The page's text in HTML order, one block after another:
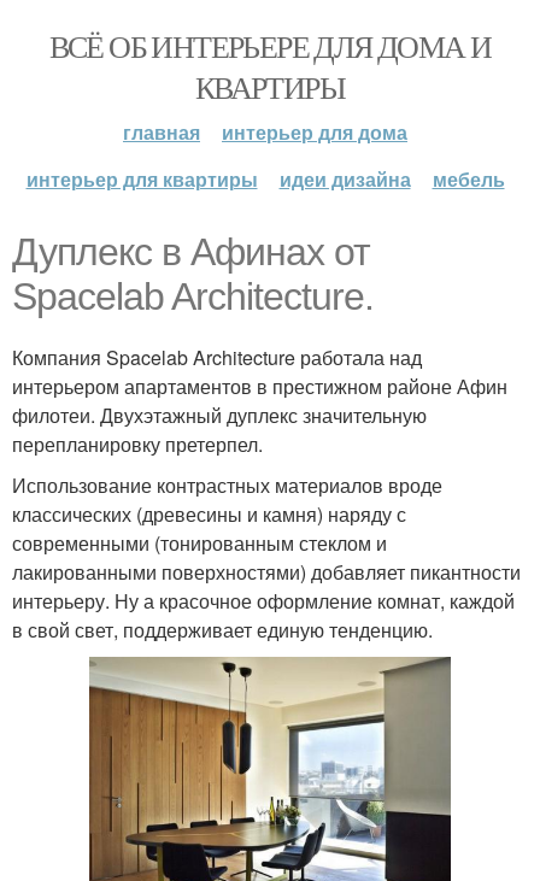
ВСЁ ОБ ИНТЕРЬЕРЕ ДЛЯ ДОМА И
КВАРТИРЫ
главная
интерьер для дома
интерьер для квартиры
идеи дизайна мебель
Дуплекс в Афинах от
Spacelab Architecture.
Компания Spacelab Architecture работала над
интерьером апартаментов в престижном районе Афин
филотеи. Двухэтажный дуплекс значительную
перепланировку претерпел.
Использование контрастных материалов вроде
классических (древесины и камня) наряду с
современными (тонированным стеклом и
лакированными поверхностями) добавляет пикантности
интерьеру. Ну а красочное оформление комнат, каждой
в свой свет, поддерживает единую тенденцию.